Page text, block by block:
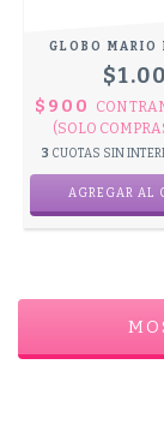
GLOBO MARIO
$900 CON
(SOLO
3 CUOTAS SIN